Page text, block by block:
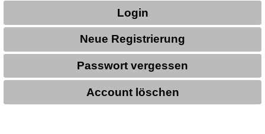
Login
Neue Registrierung
Passwort vergessen
Account löschen